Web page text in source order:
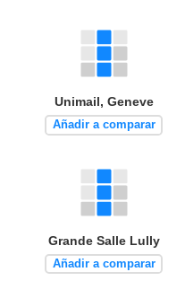
Unimail, Geneve
Añadir a comparar
Grande Salle Lully
Añadir a comparar